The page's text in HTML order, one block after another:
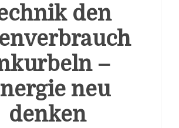
den
–
neu
denken